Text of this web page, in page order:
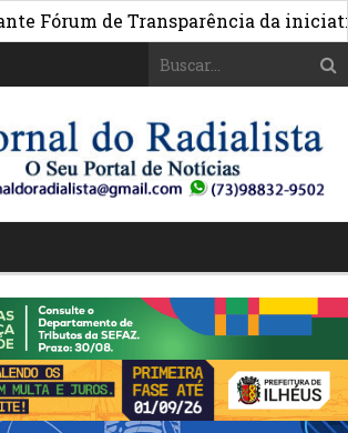
de Transparência da iniciativa